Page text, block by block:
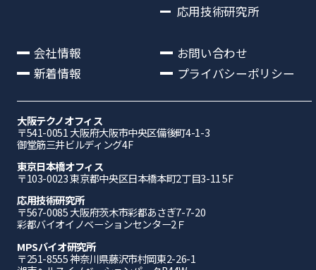
応用技術研究所
会社情報
新着情報
お問い合わせ
プライバシーポリシー
大阪テクノオフィス
〒541-0051 ⼤阪府⼤阪市中央区備後町4-1-3
御堂筋三井ビルディング4F
東京日本橋オフィス
〒103-0023 東京都中央区日本橋本町2丁目3-11 5F
応⽤技術研究所
〒567-0085 ⼤阪府茨⽊市彩都あさぎ7-7-20
彩都バイオイノベーションセンター2Ｆ
MPSバイオ研究所
〒251-8555 神奈川県藤沢市村岡東2-26-1